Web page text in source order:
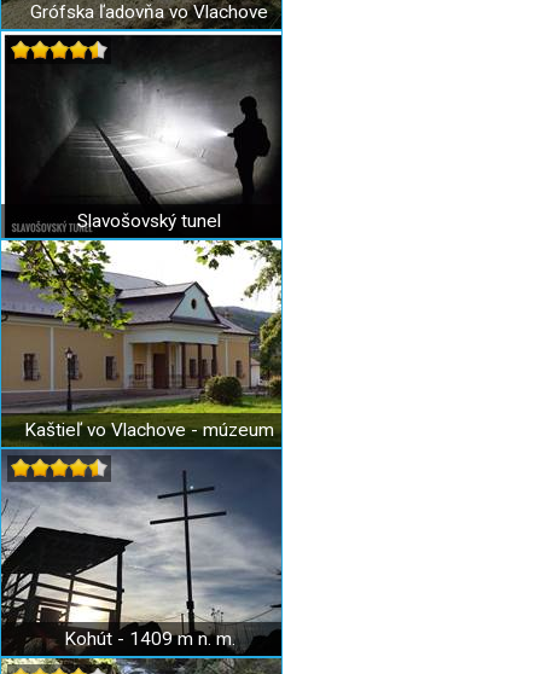
Grófska ľadovňa vo Vlachove
Slavošovský tunel
Kaštieľ vo Vlachove - múzeum
Kohút - 1409 m n. m.